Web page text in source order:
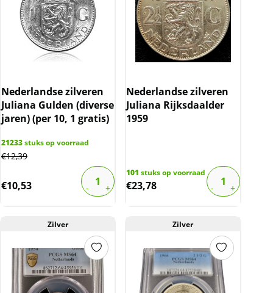
Nederlandse zilveren
Juliana Gulden (diverse
jaren) (per 10, 1 gratis)
21233stuks op voorraad
€12,39
€10,53
Nederlandse zilveren
Juliana Rijksdaalder
1959
101 stuks op voorraad
€23,78
Zilver Zilver